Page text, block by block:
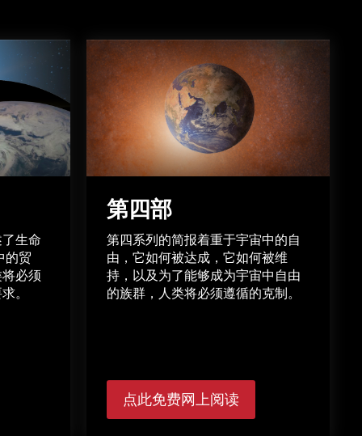
生命
的贸
必须
。
第四部
第四系列的简报着重于宇宙中的自
由，它如何被达成，它如何被维
持，以及为了能够成为宇宙中自由
的族群，人类将必须遵循的克制。
点此免费网上阅读